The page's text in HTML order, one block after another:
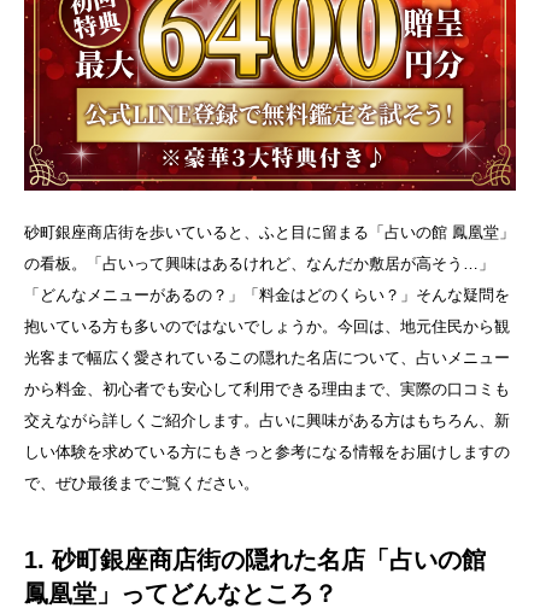
砂町銀座商店街を歩いていると、ふと目に留まる「占いの館 鳳凰堂」
の看板。「占いって興味はあるけれど、なんだか敷居が高そう…」
「どんなメニューがあるの？」「料金はどのくらい？」そんな疑問を
抱いている方も多いのではないでしょうか。今回は、地元住民から観
光客まで幅広く愛されているこの隠れた名店について、占いメニュー
から料金、初心者でも安心して利用できる理由まで、実際の口コミも
交えながら詳しくご紹介します。占いに興味がある方はもちろん、新
しい体験を求めている方にもきっと参考になる情報をお届けしますの
で、ぜひ最後までご覧ください。
1. 砂町銀座商店街の隠れた名店「占いの館
鳳凰堂」ってどんなところ？